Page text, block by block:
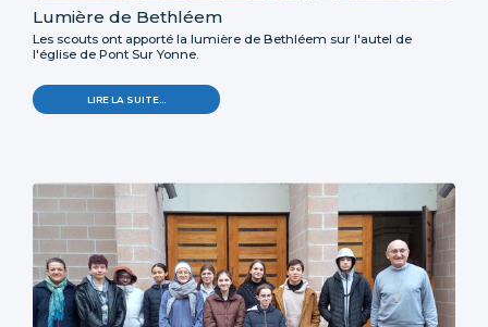
Lumière de Bethléem
Les scouts ont apporté la lumière de Bethléem sur l'autel de
l'église de Pont Sur Yonne.
LIRE LA SUITE…